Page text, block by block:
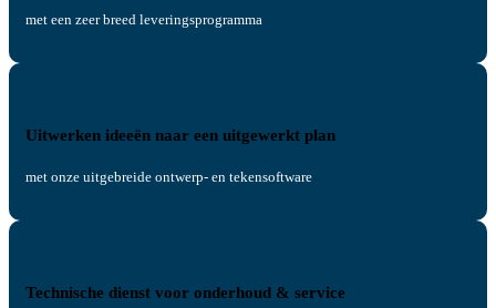
met een zeer breed leveringsprogramma
Uitwerken ideeën naar een uitgewerkt plan
met onze uitgebreide ontwerp- en tekensoftware
Technische dienst voor onderhoud & service